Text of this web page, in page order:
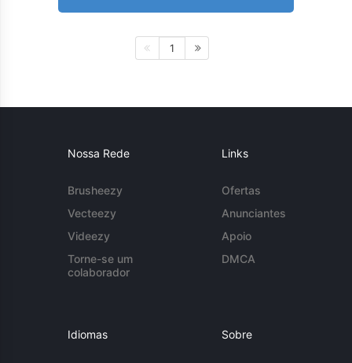
1
Nossa Rede
Brusheezy
Vecteezy
Videezy
Torne-se um
colaborador
Links
Ofertas
Anunciantes
Apoio
DMCA
Idiomas Sobre